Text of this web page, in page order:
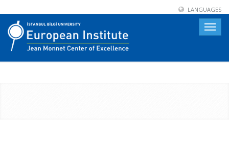
LANGUAGES
Toggle